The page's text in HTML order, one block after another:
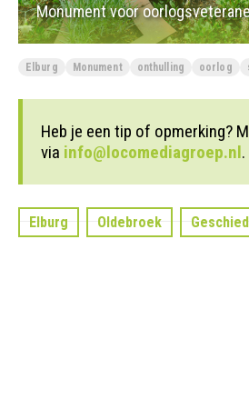
Monument voor
Elburg Monument onthulling oorlog
Heb je een tip of opmerking?
via info@locomediagroep.nl.
Elburg Oldebroek